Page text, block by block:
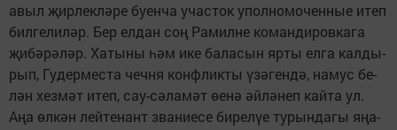
авыл җир­лек­лә­ре бу­ен­ча учас­ток упол­но­мо­чен­ные итеп
бил­ге­ли­ләр. Бер ел­дан соң Ра­мил­не ко­ман­ди­ров­ка­га
җи­бә­рә­ләр. Ха­ты­ны һәм ике ба­ла­сын яр­ты ел­га кал­ды­
рып, Гу­дер­мес­та чеч­ня конф­лик­ты үзә­ген­дә, на­мус бе­
лән хез­мәт итеп, сау-сә­ла­мәт өе­нә әй­лә­неп кай­та ул.
Аңа өл­кән лей­те­нант зва­ни­е­се би­ре­лүе ту­рын­да­гы яңа­